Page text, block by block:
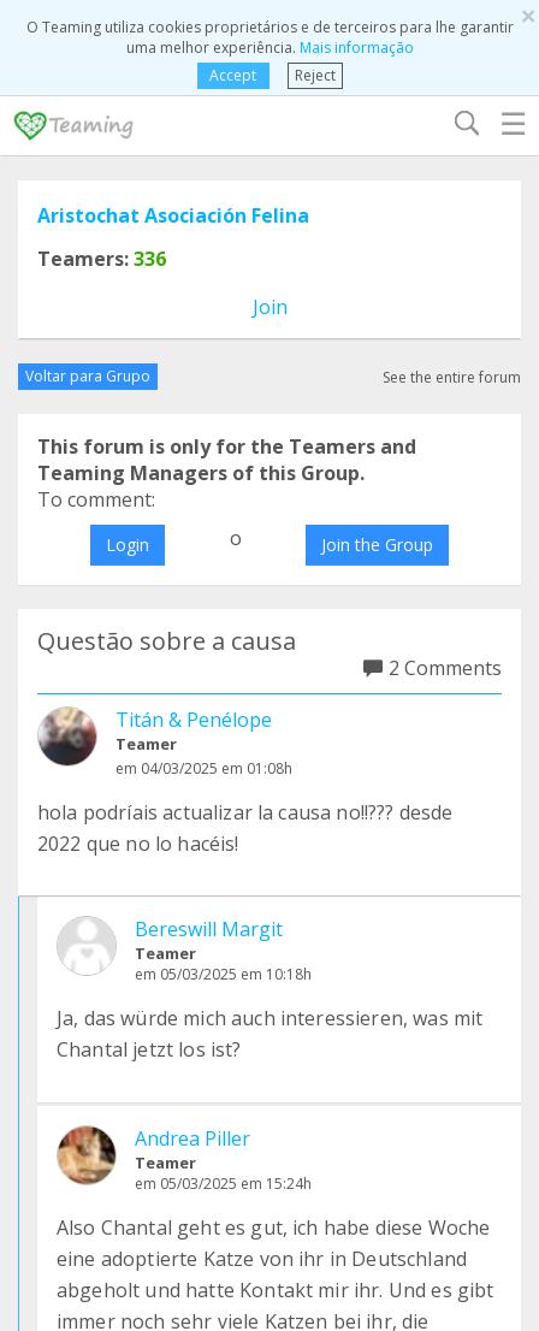
×
O Teaming utiliza cookies proprietários e de terceiros para lhe garantir
uma melhor experiência. Mais informação
Accept
Reject
☰
Aristochat Asociación Felina
Teamers:336
Join
Voltar para Grupo See the entire forum
This forum is only for the Teamers and
Teaming Managers of this Group.
To comment:
Login o Join the Group
Questão sobre a causa
2 Comments
Titán & Penélope
Teamer
em 04/03/2025 em 01:08h
hola podríais actualizar la causa no!!??? desde
2022 que no lo hacéis!
Bereswill Margit
Teamer
em 05/03/2025 em 10:18h
Ja, das würde mich auch interessieren, was mit
Chantal jetzt los ist?
Andrea Piller
Teamer
em 05/03/2025 em 15:24h
Also Chantal geht es gut, ich habe diese Woche
eine adoptierte Katze von ihr in Deutschland
abgeholt und hatte Kontakt mir ihr. Und es gibt
immer noch sehr viele Katzen bei ihr, die